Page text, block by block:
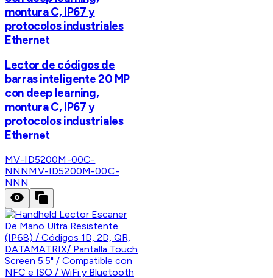
montura C, IP67 y
protocolos industriales
Ethernet
Lector de códigos de
barras inteligente 20 MP
con deep learning,
montura C, IP67 y
protocolos industriales
Ethernet
MV-ID5200M-00C-
NNNMV-ID5200M-00C-
NNN